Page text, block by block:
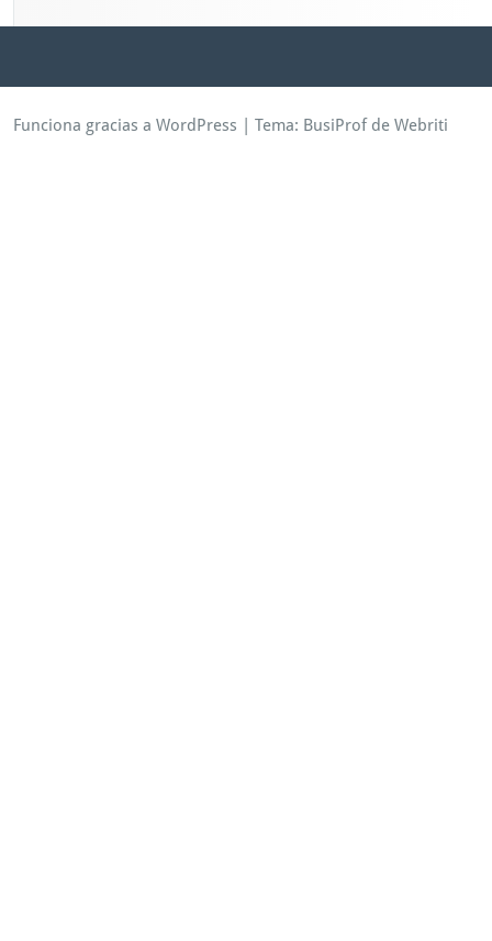
Funciona gracias a WordPress | Tema: BusiProf de Webriti